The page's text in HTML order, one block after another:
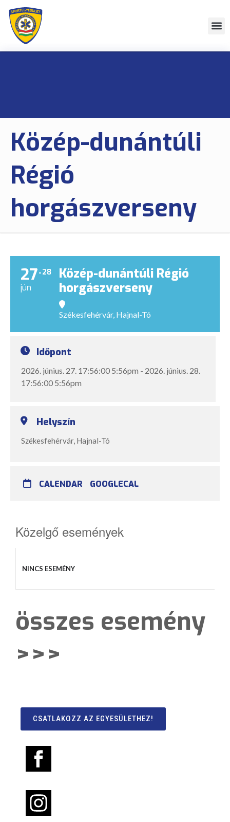
Közép-dunántúli
Régió
horgászverseny
27
jún
28
Közép-dunántúli Régió
horgászverseny
Székesfehérvár, Hajnal-Tó
Időpont
2026. június. 27. 17:56:00 5:56pm - 2026. június. 28.
17:56:00 5:56pm
Helyszín
Székesfehérvár, Hajnal-Tó
CALENDAR GOOGLECAL
Közelgő események
NINCS ESEMÉNY
összes esemény
>>>
CSATLAKOZZ AZ EGYESÜLETHEZ!